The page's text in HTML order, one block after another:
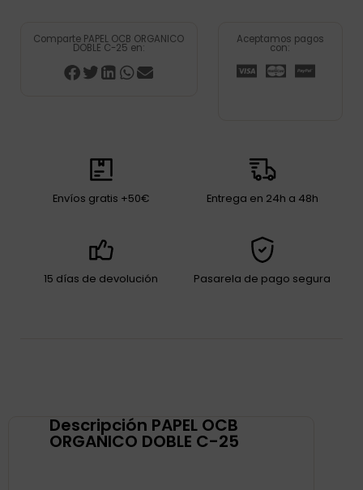
Comparte PAPEL OCB ORGANICO
DOBLE C-25 en:
Aceptamos pagos
con:
Envíos gratis +50€ Entrega en 24h a 48h
15 días de devolución Pasarela de pago segura
Descripción PAPEL OCB
ORGANICO DOBLE C-25